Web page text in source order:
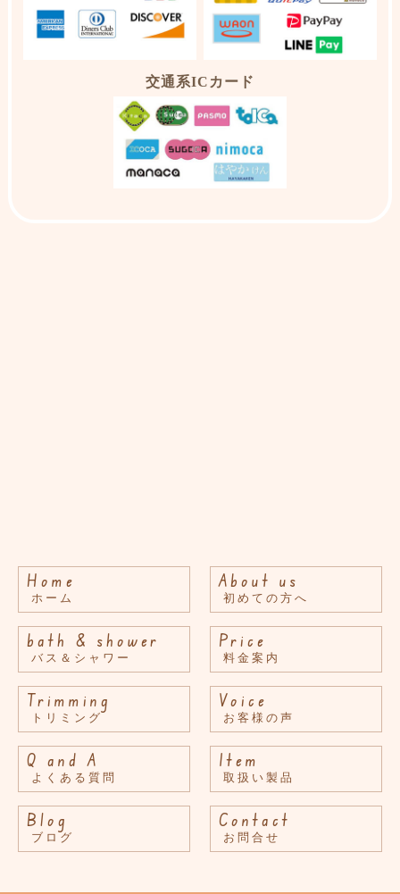
交通系ICカード
Home
ホーム
About us
初めての方へ
bath & shower
バス＆シャワー
Price
料金案内
Trimming
トリミング
Voice
お客様の声
Q and A
よくある質問
Item
取扱い製品
Blog
ブログ
Contact
お問合せ